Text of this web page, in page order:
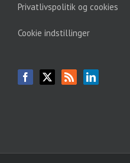
Privatlivspolitik og cookies
Cookie indstillinger